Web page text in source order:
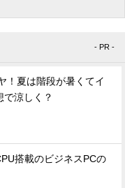
- PR -
！夏は階段が暑くてイ
涼しく？
搭載のビジネスPCの